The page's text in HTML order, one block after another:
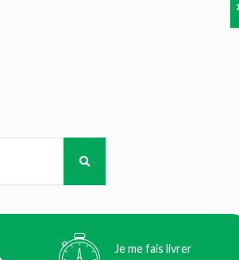
Je me fais livrer